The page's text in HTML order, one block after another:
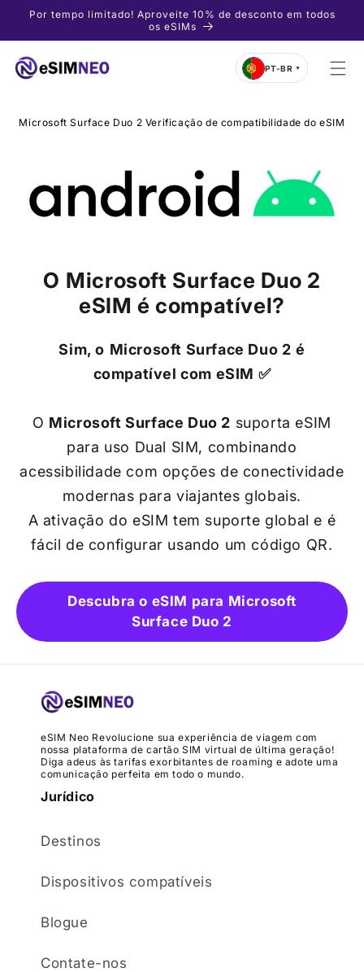
para o
Por tempo limitado! Aproveite 10% de desconto em todos
os eSIMs
PT-BR ▼
Microsoft Surface Duo 2 Verificação de compatibilidade do eSIM
O Microsoft Surface Duo 2
eSIM é compatível?
Sim, o Microsoft Surface Duo 2 é
compatível com eSIM ✅
O Microsoft Surface Duo 2 suporta eSIM
para uso Dual SIM, combinando
acessibilidade com opções de conectividade
modernas para viajantes globais.
A ativação do eSIM tem suporte global e é
fácil de configurar usando um código QR.
Descubra o eSIM para Microsoft
Surface Duo 2
eSIM Neo Revolucione sua experiência de viagem com
nossa plataforma de cartão SIM virtual de última geração!
Diga adeus às tarifas exorbitantes de roaming e adote uma
comunicação perfeita em todo o mundo.
Jurídico
Destinos
Dispositivos compatíveis
Blogue
Contate-nos